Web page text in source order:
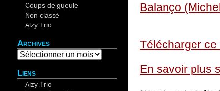
Balanço
Télécharger ce
En savoir plus
Coups de gueule(4)
Non classé(2)
Alzy Trio(12)
Archives
Liens
Alzy Trio